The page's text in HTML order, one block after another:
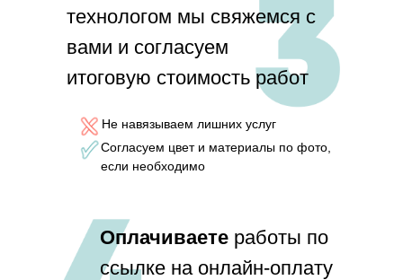
Согласуем цвет и материалы по фото,
если необходимо
Не навязываем лишних услуг
технологом мы свяжемся с
вами и согласуем
итоговую стоимость работ
Оплачиваете работы по
ссылке на онлайн-оплату